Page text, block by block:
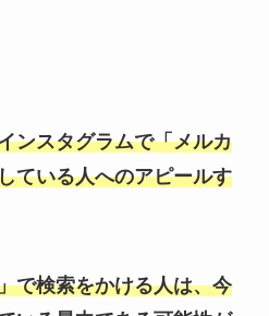
ンスタグラムで「メルカ
ている人へのアピールす
で検索をかける人は、今